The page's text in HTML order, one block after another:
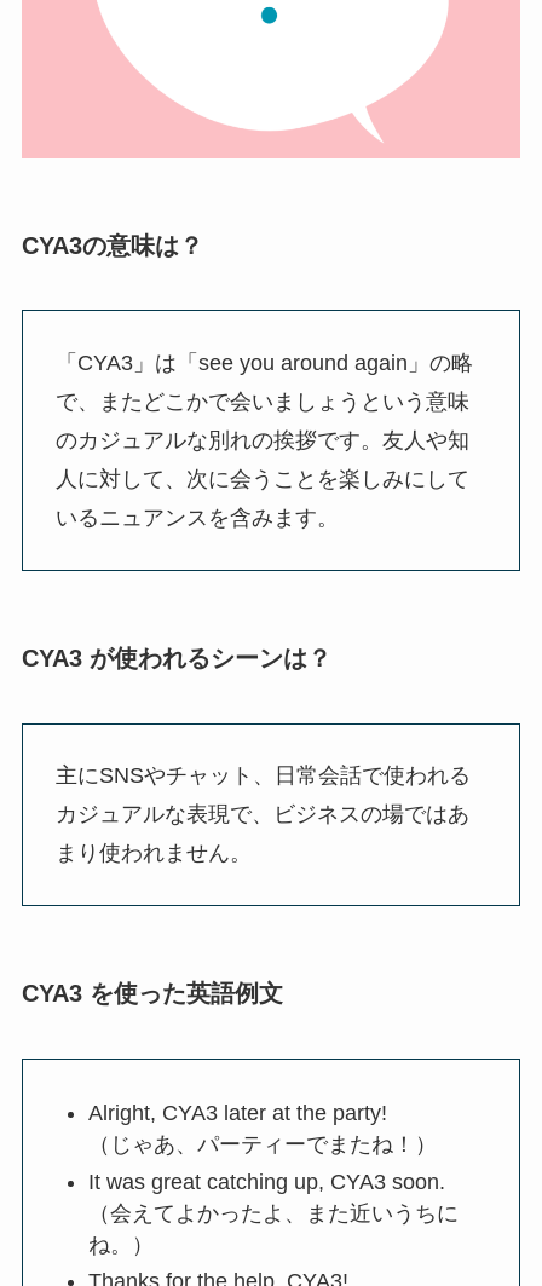
CYA3の意味は？
「CYA3」は「see you around again」の略
で、またどこかで会いましょうという意味
のカジュアルな別れの挨拶です。友人や知
人に対して、次に会うことを楽しみにして
いるニュアンスを含みます。
CYA3 が使われるシーンは？
主にSNSやチャット、日常会話で使われる
カジュアルな表現で、ビジネスの場ではあ
まり使われません。
CYA3 を使った英語例文
Alright, CYA3 later at the party!
（じゃあ、パーティーでまたね！）
It was great catching up, CYA3 soon.
（会えてよかったよ、また近いうちに
ね。）